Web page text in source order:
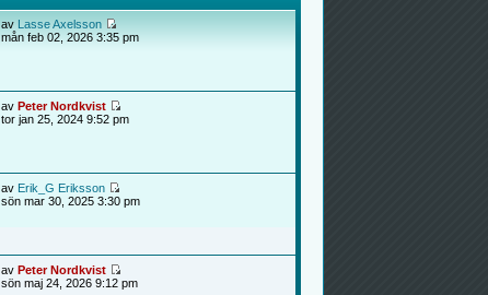
av Lasse Axelsson
mån feb 02, 2026 3:35 pm
av Peter Nordkvist
tor jan 25, 2024 9:52 pm
av Erik_G Eriksson
sön mar 30, 2025 3:30 pm
av Peter Nordkvist
sön maj 24, 2026 9:12 pm